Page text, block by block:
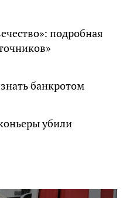
подробная
банкротом
убили